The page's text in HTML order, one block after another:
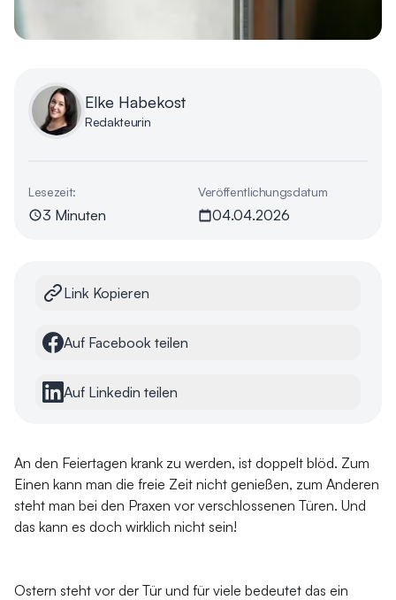
Elke Habekost
Redakteurin
Lesezeit:
3 Minuten
Veröffentlichungsdatum
04.04.2026
Link Kopieren
Auf Facebook teilen
Auf Linkedin teilen
An den Feiertagen krank zu werden, ist doppelt blöd. Zum
Einen kann man die freie Zeit nicht genießen, zum Anderen
steht man bei den Praxen vor verschlossenen Türen. Und
das kann es doch wirklich nicht sein!
Ostern steht vor der Tür und für viele bedeutet das ein